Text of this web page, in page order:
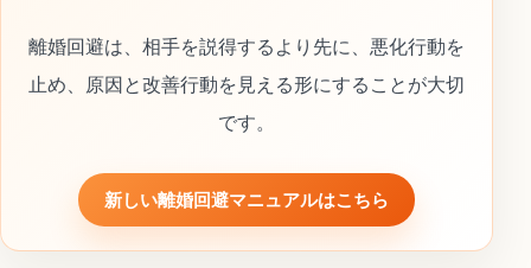
離婚回避は、相手を説得するより先に、悪化行動を
止め、原因と改善行動を見える形にすることが大切
です。
新しい離婚回避マニュアルはこちら